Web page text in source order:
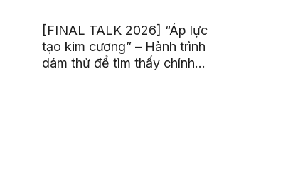
[FINAL TALK 2026] “Áp lực
tạo kim cương” – Hành trình
dám thử để tìm thấy chính